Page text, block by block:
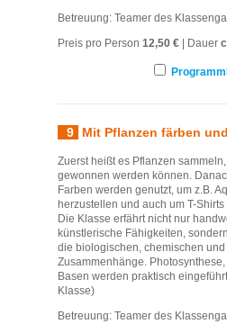
Betreuung: Teamer des
Preis pro Person 12,50 € | Dauer
9 Mit Pflanzen färben
Zuerst heißt es Pflanzen
gewonnen werden können.
Farben werden genutzt, um z.B.
herzustellen und auch um T-Shirts
Die Klasse erfährt nicht nur
künstlerische Fähigkeiten,
die biologischen, chemischen
Zusammenhänge.
Basen werden praktisch
Klasse)
Betreuung: Teamer des